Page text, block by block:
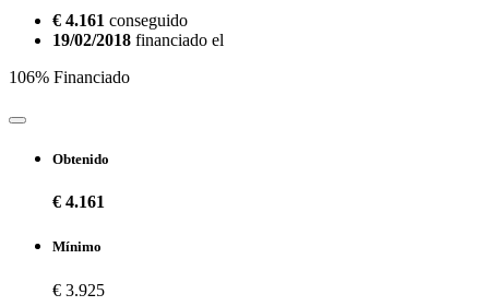
€ 4.161 conseguido
19/02/2018 financiado el
106% Financiado
Obtenido
€ 4.161
Mínimo
€ 3.925